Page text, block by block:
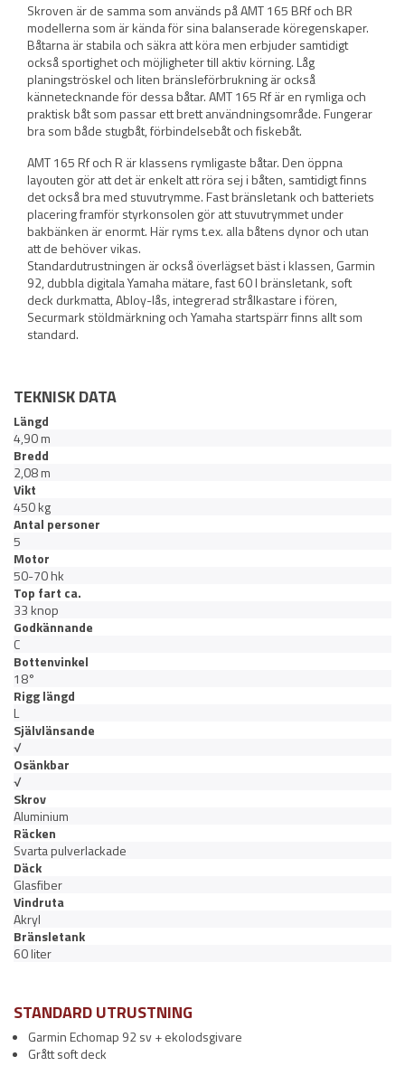
Skroven är de samma som används på AMT 165 BRf och BR
modellerna som är kända för sina balanserade köregenskaper.
Båtarna är stabila och säkra att köra men erbjuder samtidigt
också sportighet och möjligheter till aktiv körning. Låg
planingströskel och liten bränsleförbrukning är också
kännetecknande för dessa båtar. AMT 165 Rf är en rymliga och
praktisk båt som passar ett brett användningsområde. Fungerar
bra som både stugbåt, förbindelsebåt och fiskebåt.
AMT 165 Rf och R är klassens rymligaste båtar. Den öppna
layouten gör att det är enkelt att röra sej i båten, samtidigt finns
det också bra med stuvutrymme. Fast bränsletank och batteriets
placering framför styrkonsolen gör att stuvutrymmet under
bakbänken är enormt. Här ryms t.ex. alla båtens dynor och utan
att de behöver vikas.
Standardutrustningen är också överlägset bäst i klassen, Garmin
92, dubbla digitala Yamaha mätare, fast 60 l bränsletank, soft
deck durkmatta, Abloy-lås, integrerad strålkastare i fören,
Securmark stöldmärkning och Yamaha startspärr finns allt som
standard.
TEKNISK DATA
Längd
4,90 m
Bredd
2,08 m
Vikt
450 kg
Antal personer
5
Motor
50-70 hk
Top fart ca.
33 knop
Godkännande
C
Bottenvinkel
18°
Rigg längd
L
Självlänsande
√
Osänkbar
√
Skrov
Aluminium
Räcken
Svarta pulverlackade
Däck
Glasfiber
Vindruta
Akryl
Bränsletank
60 liter
STANDARD UTRUSTNING
Garmin Echomap 92 sv + ekolodsgivare
Grått soft deck